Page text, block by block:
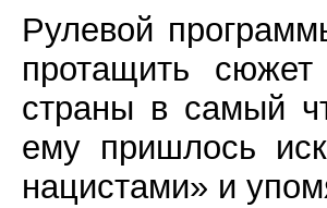
Рулевой
протащить
страны в самый
ему пришлось
нацистами» и